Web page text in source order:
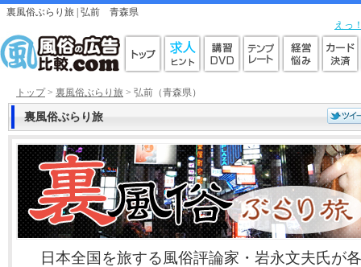
裏風俗ぶらり旅 | 弘前
青森県
えっ
トップ> 裏風俗ぶらり旅 > 弘前（青森県）
裏風俗ぶらり旅
日本全国を旅する風俗評論家・岩永文夫氏が